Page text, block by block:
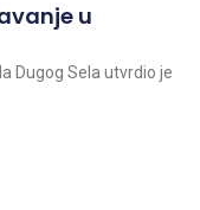
u
Dugog Sela utvrdio je